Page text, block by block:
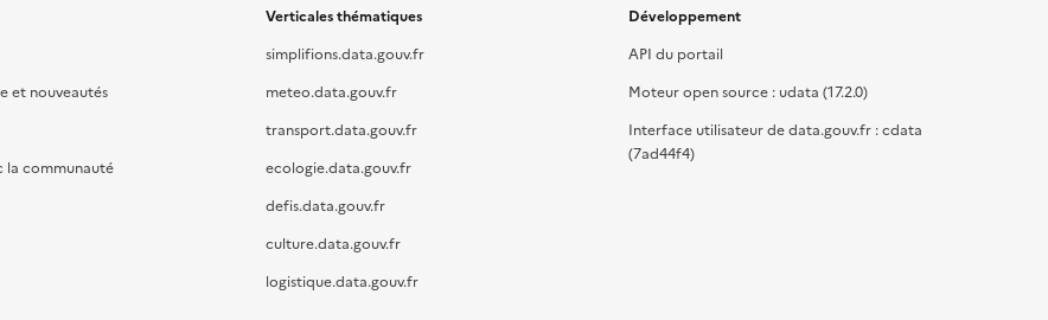
et nouveautés
la communauté
Verticales thématiques
simplifions.data.gouv.fr
meteo.data.gouv.fr
transport.data.gouv.fr
ecologie.data.gouv.fr
defis.data.gouv.fr
culture.data.gouv.fr
logistique.data.gouv.fr
Développement
API du portail
Moteur open source : udata (17.2.0)
Interface utilisateur de data.gouv.fr : cdata
(7ad44f4)